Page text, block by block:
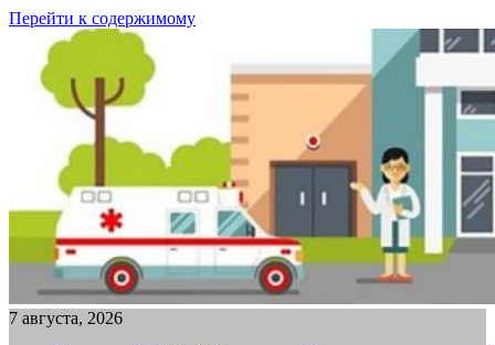
Перейти к содержимому
7 августа, 2026